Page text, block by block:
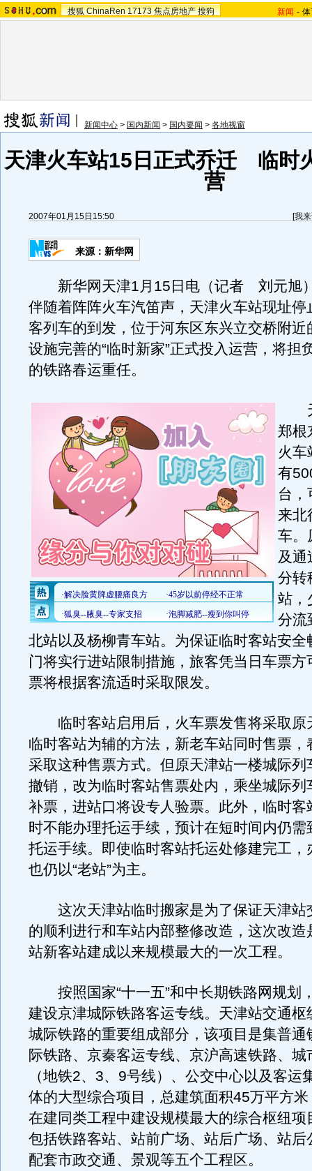
搜狐 ChinaRen 17173 焦点房地产 搜狗 新闻 -
新闻中心 > 国内新闻 > 国内要闻 > 各地视窗
天津火车站15日正式乔迁 临时
营
2007年01月15日15:50 [我
来源：新华网
新华网天津1月15日电（记者 刘元旭
伴随着阵阵火车汽笛声，天津火车站现址停
客列车的到发，位于河东区东兴立交桥附近
设施完善的“临时新家”正式投入运营，将担
的铁路春运重任。
天
郑根
火车
有
台，
来北
车。
及通
分转
站，
分流
北站以及杨柳青车站。为保证临时客站安全
门将实行进站限制措施，旅客凭当日车票方
票将根据客流适时采取限发。
临时客站启用后，火车票发售将采取原
临时客站为辅的方法，新老车站同时售票，
采取这种售票方式。但原天津站一楼城际列
撤销，改为临时客站售票处内，乘坐城际列
补票，进站口将设专人验票。此外，临时客
时不能办理托运手续，预计在短时间内仍需
托运手续。即使临时客站托运处修建完工，
也仍以“老站”为主。
这次天津站临时搬家是为了保证天津站
的顺利进行和车站内部整修改造，这次改
站新客站建成以来规模最大的一次工程。
按照国家“十一五”和中长期铁路网规划
建设京津城际铁路客运专线。天津站交通枢
城际铁路的重要组成部分，该项目是集普通
际铁路、京秦客运专线、京沪高速铁路、城
（地铁2、3、9号线）、公交中心以及客运
体的大型综合项目，总建筑面积45万平方
在建同类工程中建设规模最大的综合枢纽项
包括铁路客站、站前广场、站后广场、站后
配套市政交通、景观等五个工程区。